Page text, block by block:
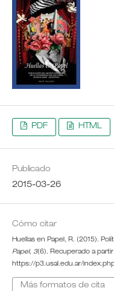
PDF HTML
Publicado
2015-03-26
Cómo citar
Huellas en Papel, R. (2015).
Papel, 3(6). Recuperado a
https://p3.usal.edu.ar/
Más formatos de cita